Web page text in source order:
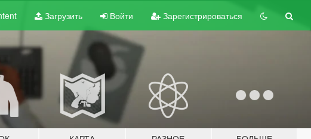
Загрузить Войти Зарегистрироваться